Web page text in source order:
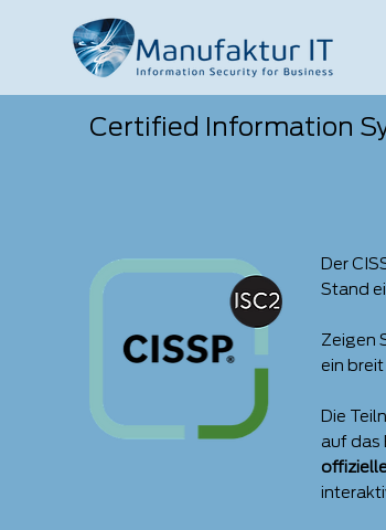
Der
Stand
​Zeigen
ein
​Die
auf das
Certified Information